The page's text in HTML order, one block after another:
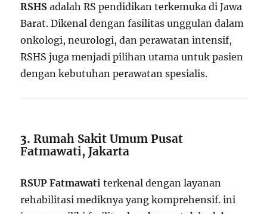
RSHS adalah RS pendidikan terkemuka di Jawa
Barat. Dikenal dengan fasilitas unggulan dalam
onkologi, neurologi, dan perawatan intensif,
RSHS juga menjadi pilihan utama untuk pasien
dengan kebutuhan perawatan spesialis.
3.Rumah Sakit Umum Pusat
Fatmawati, Jakarta
RSUP Fatmawati terkenal dengan layanan
rehabilitasi mediknya yang komprehensif. ini